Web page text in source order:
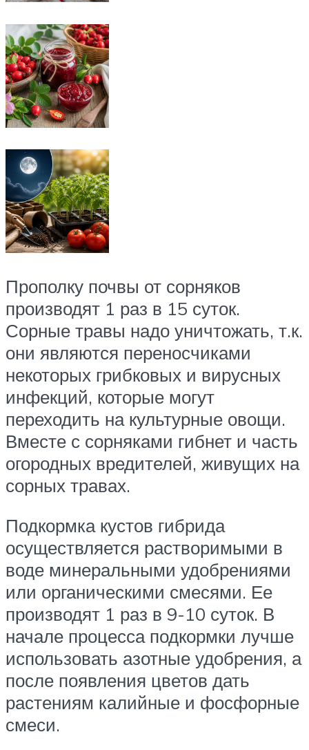
Прополку почвы от сорняков
производят 1 раз в 15 суток.
Сорные травы надо уничтожать, т.к.
они являются переносчиками
некоторых грибковых и вирусных
инфекций, которые могут
переходить на культурные овощи.
Вместе с сорняками гибнет и часть
огородных вредителей, живущих на
сорных травах.
Подкормка кустов гибрида
осуществляется растворимыми в
воде минеральными удобрениями
или органическими смесями. Ее
производят 1 раз в 9-10 суток. В
начале процесса подкормки лучше
использовать азотные удобрения, а
после появления цветов дать
растениям калийные и фосфорные
смеси.